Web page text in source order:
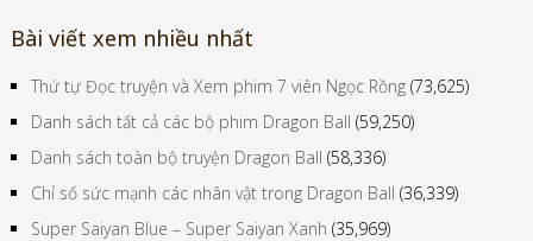
Bài viết xem nhiều nhất
Thứ tự Đọc truyện và Xem phim 7 viên Ngọc Rồng (73,625)
Danh sách tất cả các bộ phim Dragon Ball (59,250)
Danh sách toàn bộ truyện Dragon Ball (58,336)
Chỉ số sức mạnh các nhân vật trong Dragon Ball (36,339)
Super Saiyan Blue – Super Saiyan Xanh (35,969)